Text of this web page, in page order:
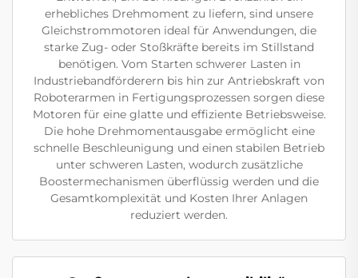
erhebliches Drehmoment zu liefern, sind unsere
Gleichstrommotoren ideal für Anwendungen, die
starke Zug- oder Stoßkräfte bereits im Stillstand
benötigen. Vom Starten schwerer Lasten in
Industriebandförderern bis hin zur Antriebskraft von
Roboterarmen in Fertigungsprozessen sorgen diese
Motoren für eine glatte und effiziente Betriebsweise.
Die hohe Drehmomentausgabe ermöglicht eine
schnelle Beschleunigung und einen stabilen Betrieb
unter schweren Lasten, wodurch zusätzliche
Boostermechanismen überflüssig werden und die
Gesamtkomplexität und Kosten Ihrer Anlagen
reduziert werden.